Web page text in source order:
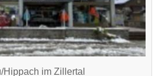
im Zillertal